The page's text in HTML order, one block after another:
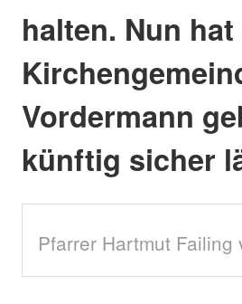
halten. Nun
Vordermann
künftig sicher
Pfarrer Hartmut